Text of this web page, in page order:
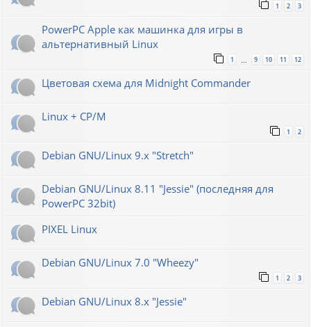
1 2 3
PowerPC Apple как машинка для игры в
альтернативный Linux
1 9 10 11 12
Цветовая схема для Midnight Commander
Linux + CP/M
1 2
Debian GNU/Linux 9.x "Stretch"
Debian GNU/Linux 8.11 "Jessie" (последняя для
PowerPC 32bit)
PIXEL Linux
Debian GNU/Linux 7.0 "Wheezy"
1 2 3
Debian GNU/Linux 8.x "Jessie"